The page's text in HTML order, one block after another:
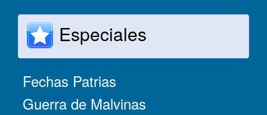
Especiales
Fechas Patrias
Guerra de Malvinas